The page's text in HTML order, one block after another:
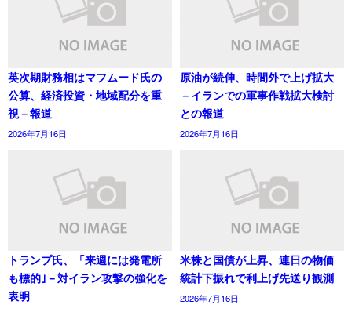
英次期財務相はマフムード氏の
公算、経済投資・地域配分を重
視－報道
2026年7月16日
原油が続伸、時間外で上げ拡大
－イランでの軍事作戦拡大検討
との報道
2026年7月16日
トランプ氏、「来週には発電所
も標的｣－対イラン攻撃の強化を
表明
米株と国債が上昇、連日の物価
統計下振れで利上げ先送り観測
2026年7月16日